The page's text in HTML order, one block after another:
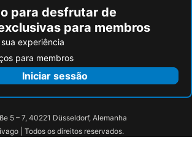
para desfrutar de
para membros
experiência
para membros
Iniciar sessão
5 – 7, 40221 Düsseldorf, Alemanha
| Todos os direitos reservados.